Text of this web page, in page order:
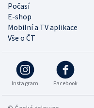
Počasí
E-shop
Mobilní a TV aplikace
Vše o ČT
Instagram Facebook